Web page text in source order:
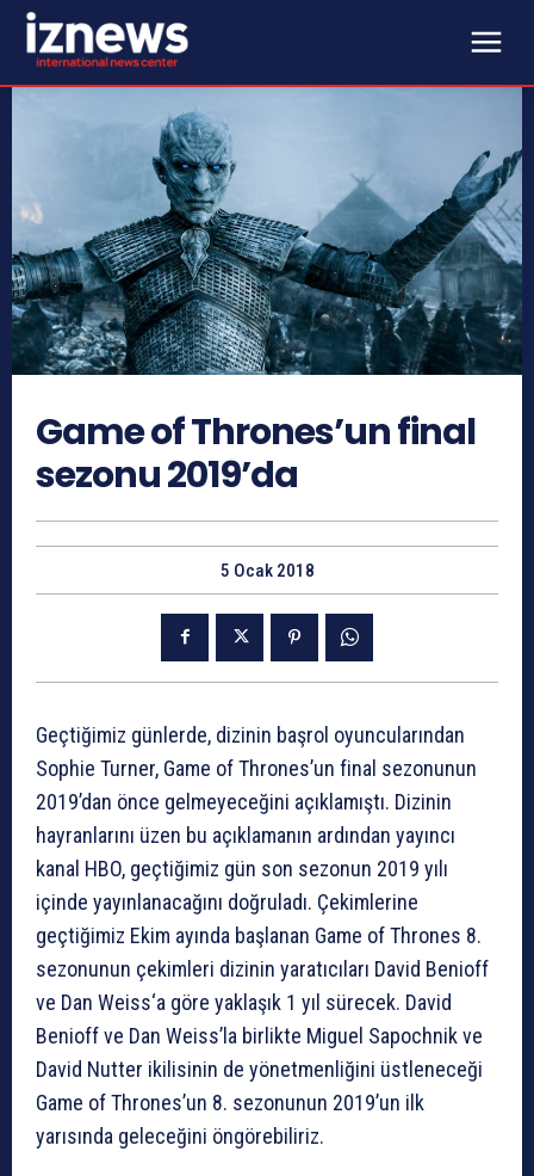
Game of Thrones’un final
sezonu 2019’da
5 Ocak 2018
Geçtiğimiz günlerde, dizinin başrol oyuncularından
Sophie Turner, Game of Thrones’un final sezonunun
2019’dan önce gelmeyeceğini açıklamıştı. Dizinin
hayranlarını üzen bu açıklamanın ardından yayıncı
kanal HBO, geçtiğimiz gün son sezonun 2019 yılı
içinde yayınlanacağını doğruladı. Çekimlerine
geçtiğimiz Ekim ayında başlanan Game of Thrones 8.
sezonunun çekimleri dizinin yaratıcıları David Benioff
ve Dan Weiss‘a göre yaklaşık 1 yıl sürecek. David
Benioff ve Dan Weiss’la birlikte Miguel Sapochnik ve
David Nutter ikilisinin de yönetmenliğini üstleneceği
Game of Thrones’un 8. sezonunun 2019’un ilk
yarısında geleceğini öngörebiliriz.